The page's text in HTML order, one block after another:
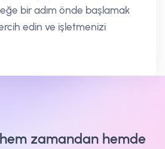
bir adım önde başlamak
edin ve işletmenizi
zamandan hemde